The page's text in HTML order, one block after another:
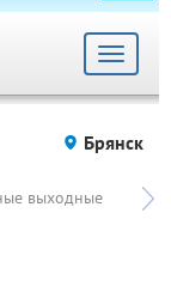
Toggle
Брянск
выходные